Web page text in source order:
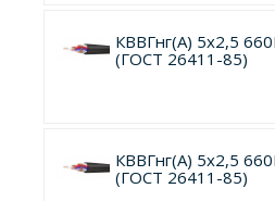
КВВГнг(А) 5х2,5
(ГОСТ 26411-85)
КВВГнг(А) 5х2,5
(ГОСТ 26411-85)